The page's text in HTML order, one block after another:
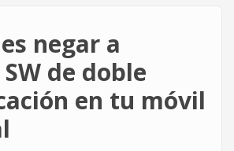
negar a
de doble
en tu móvil